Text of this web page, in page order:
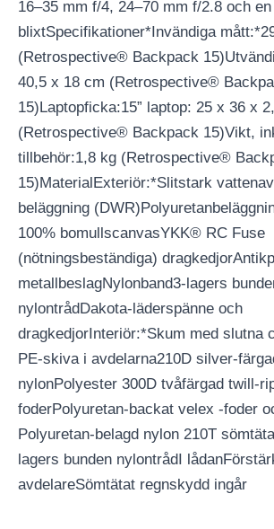
16–35 mm f/4, 24–70 mm f/2.8 och en
blixtSpecifikationer*Invändiga
(Retrospective® Backpack
40,5 x 18 cm (Retrospective®
15)Laptopficka:15” laptop: 25 x 36 x
(Retrospective® Backpack 15)Vikt,
tillbehör:1,8 kg (Retrospective®
15)MaterialExteriör:*Slitstark
beläggning
100% bomullscanvasYKK® RC Fuse
(nötningsbeständiga)
metallbeslagNylonband3-lagers
nylontrådDakota-läderspänne och
dragkedjorInteriör:*Skum med slutna
PE-skiva i avdelarna210D silver-
nylonPolyester 300D tvåfärgad twill-
foderPolyuretan-backat velex -foder
Polyuretan-belagd nylon 210T
lagers bunden nylontrådI
avdelareSömtätat regnskydd ingår